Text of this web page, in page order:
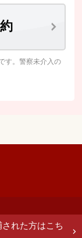
す。警察未介入の
れた方はこち